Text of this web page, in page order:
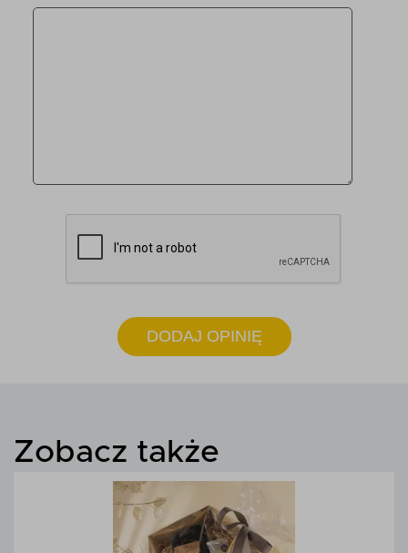
DODAJ OPINIĘ
Zobacz także